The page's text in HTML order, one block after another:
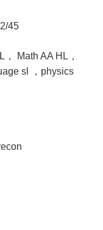
45
Math AA HL，
sl ，physics